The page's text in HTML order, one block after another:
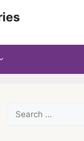
Search
for: